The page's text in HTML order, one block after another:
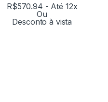
R$570.94 - Até 12x
Ou
Desconto à vista